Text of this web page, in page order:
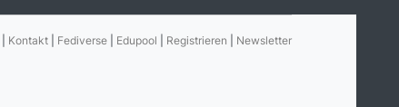
Kontakt Fediverse Edupool Registrieren Newsletter